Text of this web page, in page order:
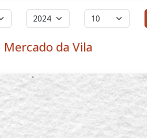
Ano Qtd. a exibir
Mercado da Vila